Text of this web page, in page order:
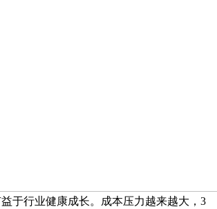
于行业健康成长。成本压力越来越大，3